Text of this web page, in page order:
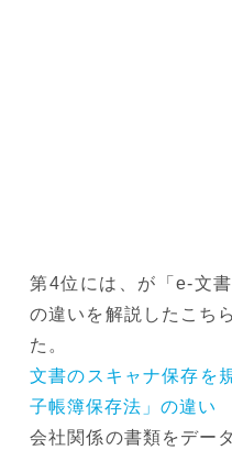
第4位には、が「e-文
の違いを解説したこち
た。
文書のスキャナ保存を
子帳簿保存法」の違い
会社関係の書類をデー